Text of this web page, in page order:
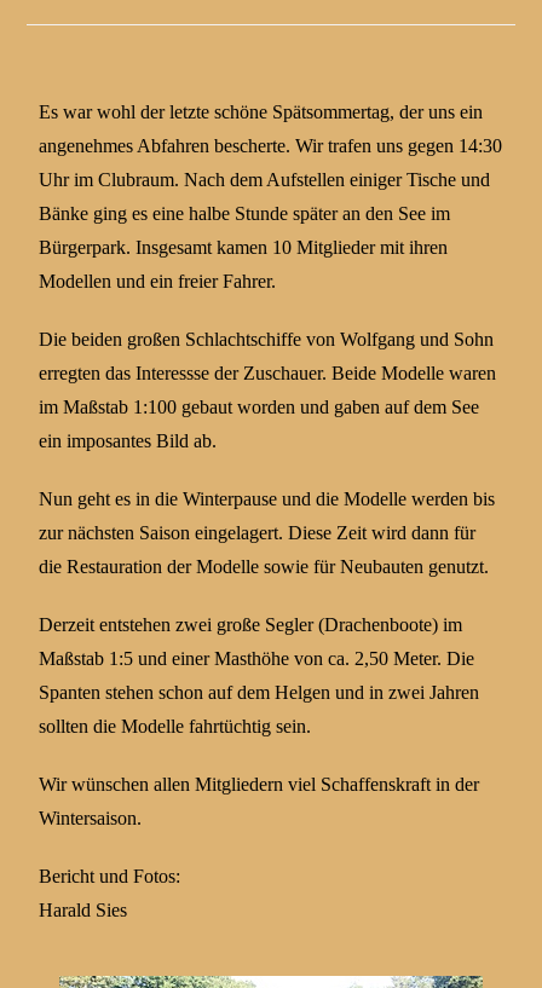
Es war wohl der letzte schöne Spätsommertag, der uns ein
angenehmes Abfahren bescherte. Wir trafen uns gegen 14:30
Uhr im Clubraum. Nach dem Aufstellen einiger Tische und
Bänke ging es eine halbe Stunde später an den See im
Bürgerpark. Insgesamt kamen 10 Mitglieder mit ihren
Modellen und ein freier Fahrer.
Die beiden großen Schlachtschiffe von Wolfgang und Sohn
erregten das Interessse der Zuschauer. Beide Modelle waren
im Maßstab 1:100 gebaut worden und gaben auf dem See
ein imposantes Bild ab.
Nun geht es in die Winterpause und die Modelle werden bis
zur nächsten Saison eingelagert. Diese Zeit wird dann für
die Restauration der Modelle sowie für Neubauten genutzt.
Derzeit entstehen zwei große Segler (Drachenboote) im
Maßstab 1:5 und einer Masthöhe von ca. 2,50 Meter. Die
Spanten stehen schon auf dem Helgen und in zwei Jahren
sollten die Modelle fahrtüchtig sein.
Wir wünschen allen Mitgliedern viel Schaffenskraft in der
Wintersaison.
Bericht und Fotos:
Harald Sies